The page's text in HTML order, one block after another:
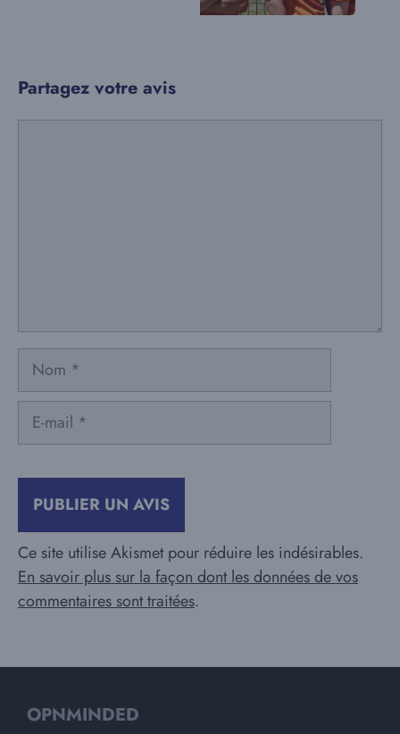
Partagez votre avis
Nom
mail
Ce site utilise Akismet pour réduire les indésirables.
En savoir plus sur la façon dont les données de vos
commentaires sont traitées.
OPNMINDED